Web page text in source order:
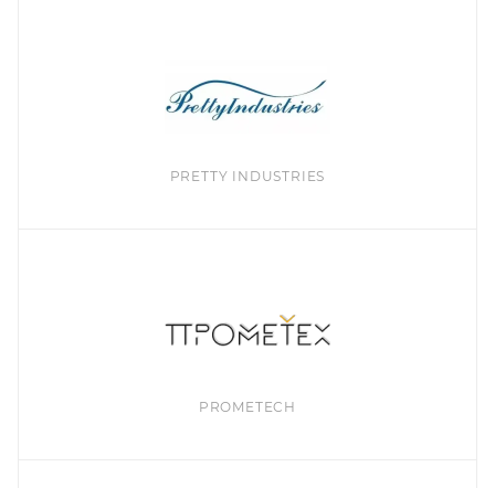
PRETTY INDUSTRIES
PROMETECH